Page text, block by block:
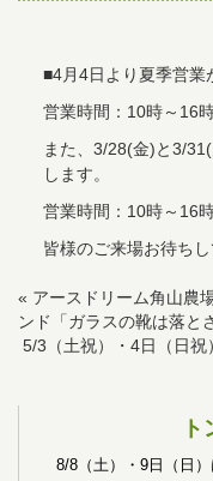
■4月4日より夏季営業
営業時間：10時～16
また、3/28(金)と3/
します。
営業時間：10時～16
皆様のご来場お待ちし
« アースドリーム角山農
ンド「ガラスの靴は落と
5/3（土祝）・4日（日
8/8（土）・9日（日